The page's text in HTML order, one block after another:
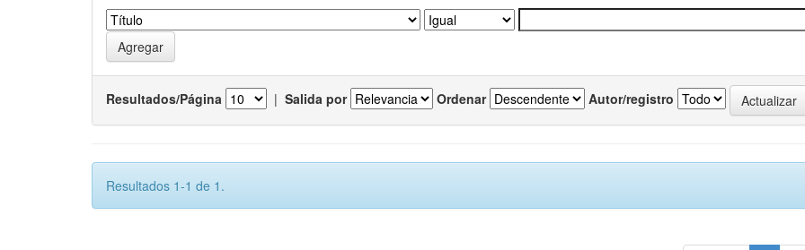
Resultados/Página | Salida por Ordenar Autor/registro
Resultados 1-1 de 1.